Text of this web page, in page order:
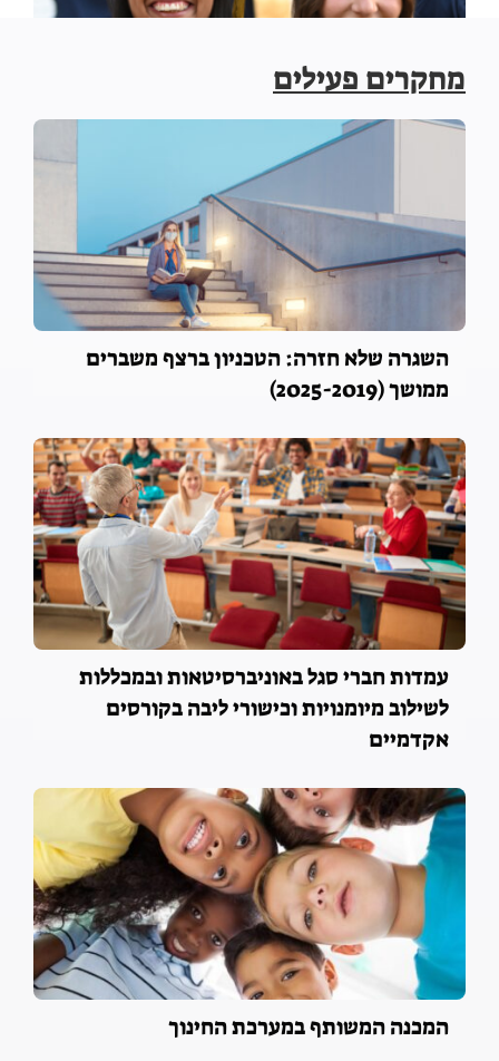
השכלה, שוויון ואחווה
מחקרים פעילים
השגרה שלא חזרה: הטכניון ברצף משברים
ממושך (2025-2019)
עמדות חברי סגל באוניברסיטאות ובמכללות
לשילוב מיומנויות וכישורי ליבה בקורסים
אקדמיים
המכנה המשותף במערכת החינוך